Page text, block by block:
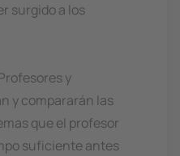
surgido a los
y
y compararán las
que el profesor
suficiente antes